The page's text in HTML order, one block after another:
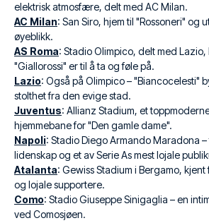
elektrisk atmosfære, delt med AC Milan.
AC Milan: San Siro, hjem til "Rossoneri" og
øyeblikk.
AS Roma: Stadio Olimpico, delt med
"Giallorossi" er til å ta og føle på.
Lazio: Også på Olimpico – "Biancocelesti"
stolthet fra den evige stad.
Juventus: Allianz Stadium, et
hjemmebane for "Den gamle dame".
Napoli: Stadio Diego Armando Maradona –
lidenskap og et av Serie As mest lojale
Atalanta: Gewiss Stadium i Bergamo,
og lojale supportere.
Como: Stadio Giuseppe Sinigaglia – en
ved Comosjøen.